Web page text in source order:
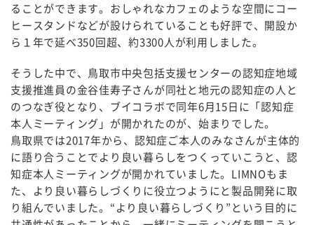
ることができます。おしゃれなカフェのような空間にコー
ヒースタンドなどが設けられていることも好評で、開設か
ら１年で延べ350回超、約3300人が利用しました。
そうした中で、鳥取市中央包括支援センターの認知症地域
支援推進員の金谷佳寿子さんが同社と地元の認知症の人と
のつなぎ役となり、ブイコラボで同年6月15日に「認知症
本人ミーティング」が開かれたのが、始まりでした。
鳥取県では2017年から、認知症ご本人のみなさんが主体的
に語り合うことでより良い暮らしをつくっていこうと、認
知症本人ミーティングが開かれていました。LIMNOもま
た、より良い暮らしづくりに役立つようにと製品開発に取
り組んでいました。“より良い暮らしづくり”という目的に